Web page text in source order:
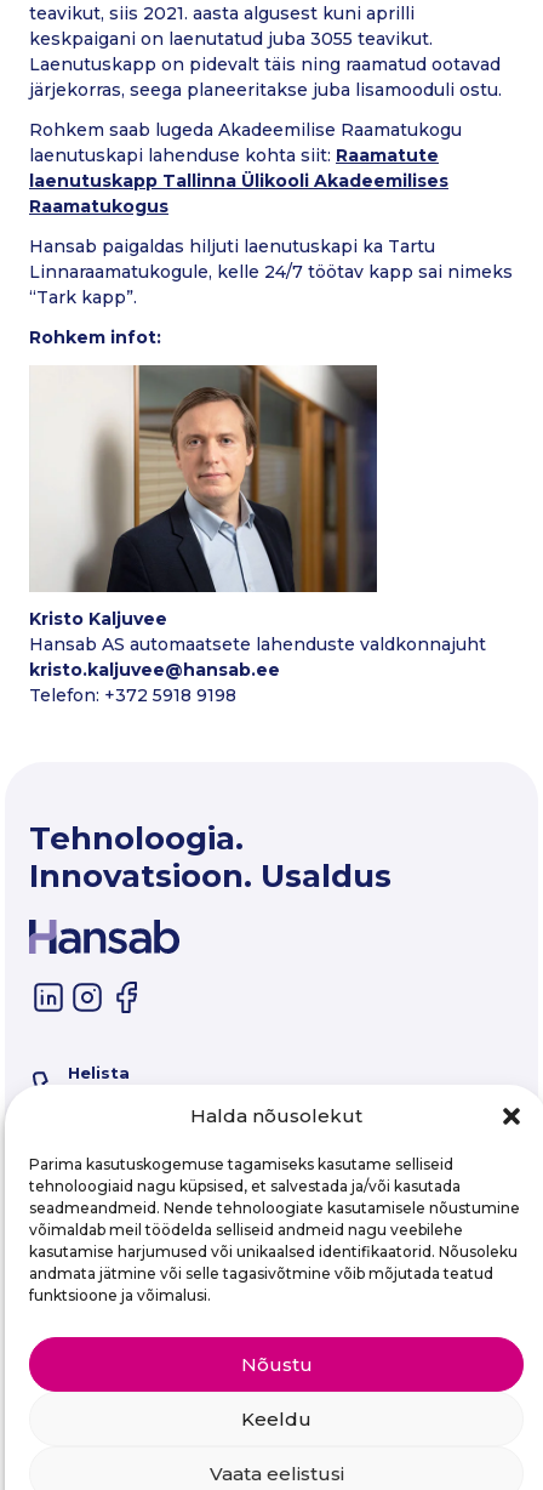
Halda nõusolekut
Parima kasutuskogemuse tagamiseks kasutame selliseid
tehnoloogiaid nagu küpsised, et salvestada ja/või kasutada
seadmeandmeid. Nende tehnoloogiate kasutamisele nõustumine
võimaldab meil töödelda selliseid andmeid nagu veebilehe
kasutamise harjumused või unikaalsed identifikaatorid. Nõusoleku
andmata jätmine või selle tagasivõtmine võib mõjutada teatud
funktsioone ja võimalusi.
Nõustu
Keeldu
Vaata eelistusi
teavikut, siis 2021. aasta algusest kuni aprilli
keskpaigani on laenutatud juba 3055 teavikut.
Laenutuskapp on pidevalt täis ning raamatud ootavad
järjekorras, seega planeeritakse juba lisamooduli ostu.
Rohkem saab lugeda Akadeemilise Raamatukogu
laenutuskapi lahenduse kohta siit: Raamatute
laenutuskapp Tallinna Ülikooli Akadeemilises
Raamatukogus
Hansab paigaldas hiljuti laenutuskapi ka Tartu
Linnaraamatukogule, kelle 24/7 töötav kapp sai nimeks
“Tark kapp”.
Rohkem infot:
Kristo Kaljuvee
Hansab AS automaatsete lahenduste valdkonnajuht
kristo.kaljuvee@hansab.ee
Telefon: +372 5918 9198
Tehnoloogia.
Innovatsioon. Usaldus
Helista
E-post
info@hansab.ee
Liitu meie uudiskirjaga
Email
KMKR. Nr. EE100063756